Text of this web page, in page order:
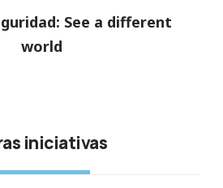
See a different
world
iniciativas